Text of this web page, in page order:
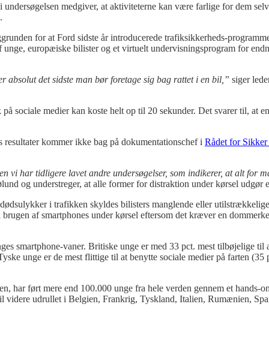
medgiver, at aktiviteterne kan være farlige for dem
for at Ford sidste år introducerede trafiksikkerheds-
europæiske bilister og et virtuelt undervisningsprogram for
absolut det sidste man bør foretage sig bag rattet i en bil,” siger
sociale medier kan koste helt op til 20 sekunder. Det svarer til, at
kommer ikke bag på dokumentationschef i Rådet for
vi har tidligere lavet andre undersøgelser, som indikerer, at alt for
og understreger, at alle former for distraktion under kørsel udgør
i trafikken skyldes bilisters manglende eller
af smartphones under kørsel eftersom det kræver en
smartphone-vaner. Britiske unge er med 33 pct. mest tilbøjelige til
unge er de mest flittige til at benytte sociale medier på farten (35
har ført mere end 100.000 unge fra hele verden gennem et hands-
udrullet i Belgien, Frankrig, Tyskland, Italien, Rumænien,